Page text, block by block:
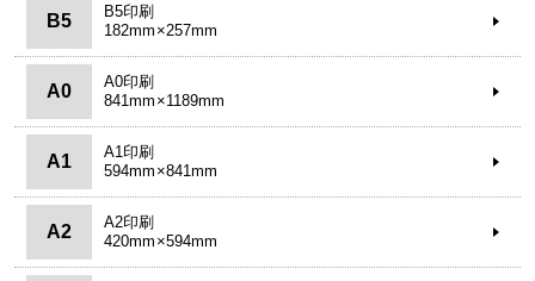
B5
B5印刷
182mm×257mm
A0
A0印刷
841mm×1189mm
A1
A1印刷
594mm×841mm
A2
A2印刷
420mm×594mm